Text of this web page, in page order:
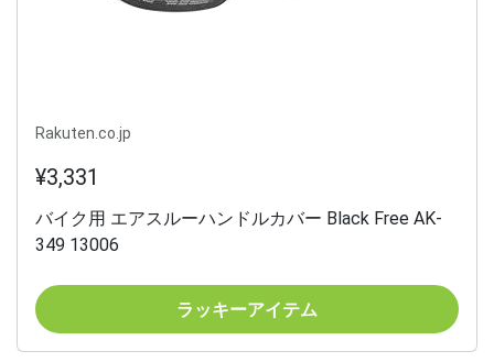
Rakuten.co.jp
¥3,331
バイク用 エアスルーハンドルカバー Black Free AK-
349 13006
ラッキーアイテム